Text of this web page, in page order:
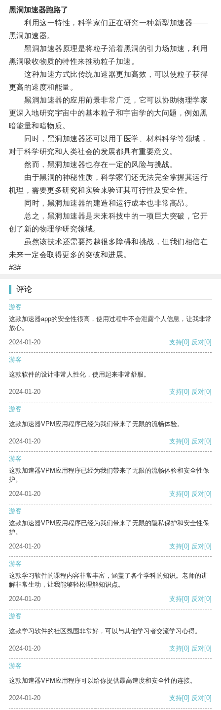
黑洞加速器跑路了
利用这一特性，科学家们正在研究一种新型加速器——
黑洞加速器。
黑洞加速器原理是将粒子沿着黑洞的引力场加速，利用
黑洞吸收物质的特性来推动粒子加速。
这种加速方式比传统加速器更加高效，可以使粒子获得
更高的速度和能量。
黑洞加速器的应用前景非常广泛，它可以协助物理学家
更深入地研究宇宙中的基本粒子和宇宙学的大问题，例如黑
暗能量和暗物质。
同时，黑洞加速器还可以用于医学、材料科学等领域，
对于科学研究和人类社会的发展都具有重要意义。
然而，黑洞加速器也存在一定的风险与挑战。
由于黑洞的神秘性质，科学家们还无法完全掌握其运行
机理，需要更多研究和实验来验证其可行性及安全性。
同时，黑洞加速器的建造和运行成本也非常高昂。
总之，黑洞加速器是未来科技中的一项巨大突破，它开
创了新的物理学研究领域。
虽然该技术还需要跨越很多障碍和挑战，但我们相信在
未来一定会取得更多的突破和进展。
#3#
评论
游客
这款加速器app的安全性很高，使用过程中不会泄露个人信息，让我非常
放心。
2024-01-20
支持[0] 反对[0]
游客
这款软件的设计非常人性化，使用起来非常舒服。
2024-01-20 支持[0] 反对[0]
游客
这款加速器VPM应用程序已经为我们带来了无限的流畅体验。
2024-01-20 支持[0] 反对[0]
游客
这款加速器VPM应用程序已经为我们带来了无限的流畅体验和安全性保
护。
2024-01-20
支持[0] 反对[0]
游客
这款加速器VPM应用程序已经为我们带来了无限的隐私保护和安全性保
护。
2024-01-20
支持[0] 反对[0]
游客
这款学习软件的课程内容非常丰富，涵盖了各个学科的知识。老师的讲
解非常生动，让我能够轻松理解知识点。
2024-01-20
支持[0] 反对[0]
游客
这款学习软件的社区氛围非常好，可以与其他学习者交流学习心得。
2024-01-20 支持[0] 反对[0]
游客
这款加速器VPM应用程序可以给你提供最高速度和安全性的连接。
2024-01-20 支持[0] 反对[0]